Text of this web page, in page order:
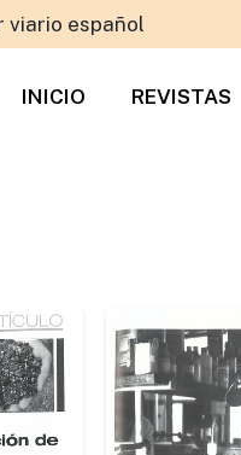
viario español
INICIO REVISTAS